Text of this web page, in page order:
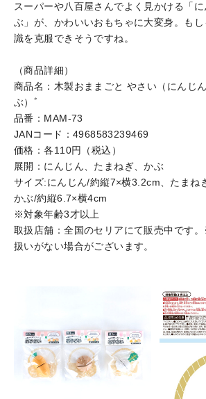
スーパーや八百屋さんでよく見かける「
ぶ」が、かわいいおもちゃに大変身。も
識を克服できそうですね。
（商品詳細）
商品名：木製おままごと やさい（にんじ
ぶ）ﾞ
品番：MAM-73
JANコード：4968583239469
価格：各110円（税込）
展開：にんじん、たまねぎ、かぶ
サイズ:にんじん/約縦7×横3.2cm、たまね
かぶ/約縦6.7×横4cm
※対象年齢3才以上
取扱店舗：全国のセリアにて販売中です
扱いがない場合がございます。